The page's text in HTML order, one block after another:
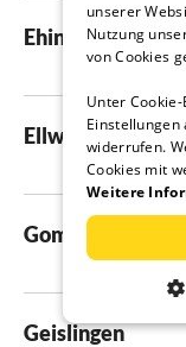
Ehingen
Ellwangen
Gomadingen
Geislingen
unserer
Nutzung
von Cookies
Unter
Einstellungen
widerrufen.
Cookies mit
Weitere